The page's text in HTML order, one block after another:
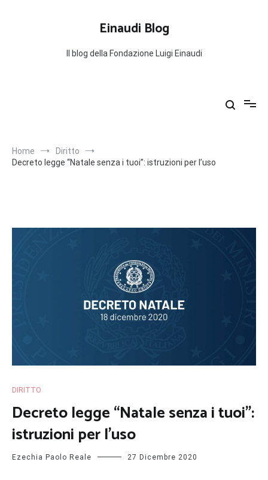
Einaudi Blog
Il blog della Fondazione Luigi Einaudi
Home
Diritto
Decreto legge “Natale senza i tuoi”: istruzioni per l’uso
DIRITTO
Decreto legge “Natale senza i tuoi”:
istruzioni per l’uso
Ezechia Paolo Reale 27 Dicembre 2020